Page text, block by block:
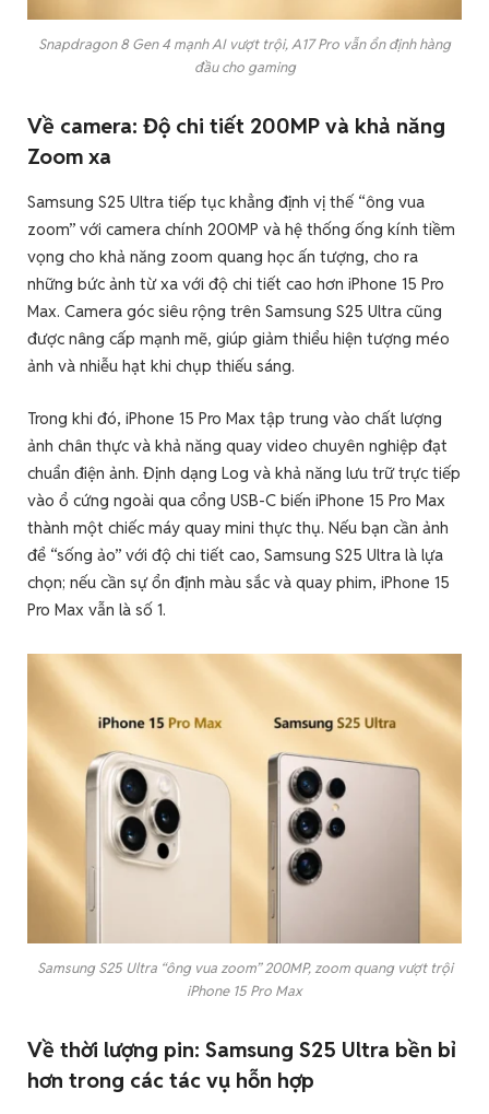
Snapdragon 8 Gen 4 mạnh AI vượt trội, A17 Pro vẫn ổn định hàng
đầu cho gaming
Về camera: Độ chi tiết 200MP và khả năng
Zoom xa
Samsung S25 Ultra tiếp tục khẳng định vị thế “ông vua
zoom” với camera chính 200MP và hệ thống ống kính tiềm
vọng cho khả năng zoom quang học ấn tượng, cho ra
những bức ảnh từ xa với độ chi tiết cao hơn iPhone 15 Pro
Max. Camera góc siêu rộng trên Samsung S25 Ultra cũng
được nâng cấp mạnh mẽ, giúp giảm thiểu hiện tượng méo
ảnh và nhiễu hạt khi chụp thiếu sáng.
Trong khi đó, iPhone 15 Pro Max tập trung vào chất lượng
ảnh chân thực và khả năng quay video chuyên nghiệp đạt
chuẩn điện ảnh. Định dạng Log và khả năng lưu trữ trực tiếp
vào ổ cứng ngoài qua cổng USB-C biến iPhone 15 Pro Max
thành một chiếc máy quay mini thực thụ. Nếu bạn cần ảnh
để “sống ảo” với độ chi tiết cao, Samsung S25 Ultra là lựa
chọn; nếu cần sự ổn định màu sắc và quay phim, iPhone 15
Pro Max vẫn là số 1.
Samsung S25 Ultra “ông vua zoom” 200MP, zoom quang vượt trội
iPhone 15 Pro Max
Về thời lượng pin: Samsung S25 Ultra bền bỉ
hơn trong các tác vụ hỗn hợp